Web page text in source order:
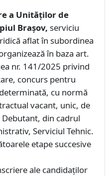
a Unităților de
Brașov, serviciu
aflat în subordinea
în baza art.
nr. 141/2025 privind
concurs pentru
cu normă
vacant, unic, de
din cadrul
Serviciul Tehnic.
etape succesive
ale candidaţilor